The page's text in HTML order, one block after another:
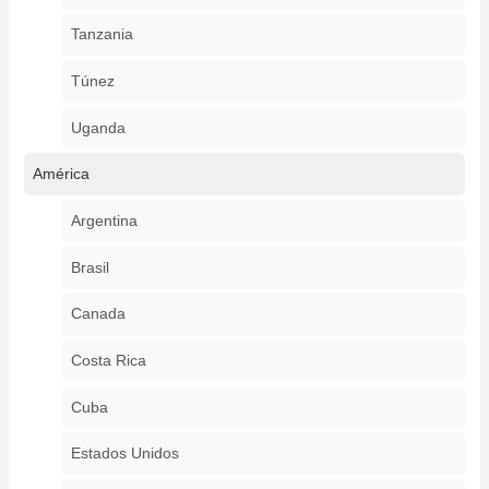
Tanzania
Túnez
Uganda
América
Argentina
Brasil
Canada
Costa Rica
Cuba
Estados Unidos